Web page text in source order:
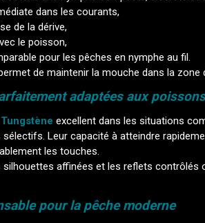
dans les courants,
de la dérive,
le poisson,
pour les pêches en nymphe au fil.
de maintenir la mouche dans la
adaptées aux
excellent dans les situations
Leur capacité à atteindre
les touches.
silhouettes affinées et les reflets
pour la pêche moderne